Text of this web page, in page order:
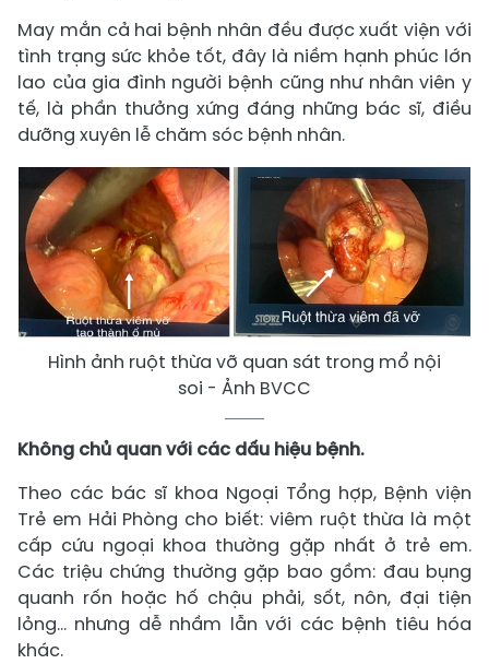
May mắn cả hai bệnh nhân đều được xuất viện với
tình trạng sức khỏe tốt, đây là niềm hạnh phúc lớn
lao của gia đình người bệnh cũng như nhân viên y
tế, là phần thưởng xứng đáng những bác sĩ, điều
dưỡng xuyên lễ chăm sóc bệnh nhân.
Hình ảnh ruột thừa vỡ quan sát trong mổ nội
soi - Ảnh BVCC
Không chủ quan với các dấu hiệu bệnh.
Theo các bác sĩ khoa Ngoại Tổng hợp, Bệnh viện
Trẻ em Hải Phòng cho biết: viêm ruột thừa là một
cấp cứu ngoại khoa thường gặp nhất ở trẻ em.
Các triệu chứng thường gặp bao gồm: đau bụng
quanh rốn hoặc hố chậu phải, sốt, nôn, đại tiện
lỏng… nhưng dễ nhầm lẫn với các bệnh tiêu hóa
khác.